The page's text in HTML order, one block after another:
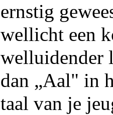
ernstig
wellicht een
welluidender
dan „Aal" in
taal van je